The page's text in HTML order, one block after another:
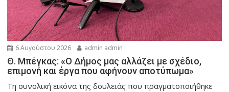
6 Αυγούστου 2026 admin admin
Θ. Μπέγκας: «Ο Δήμος μας αλλάζει με σχέδιο,
επιμονή και έργα που αφήνουν αποτύπωμα»
Τη συνολική εικόνα της δουλειάς που πραγματοποιήθηκε